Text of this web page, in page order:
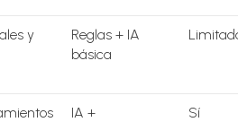
y
Reglas + IA
básica
IA +
Sí